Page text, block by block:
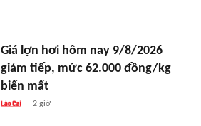
Giá lợn hơi hôm nay 9/8/2026
giảm tiếp, mức 62.000 đồng/kg
biến mất
2 giờ